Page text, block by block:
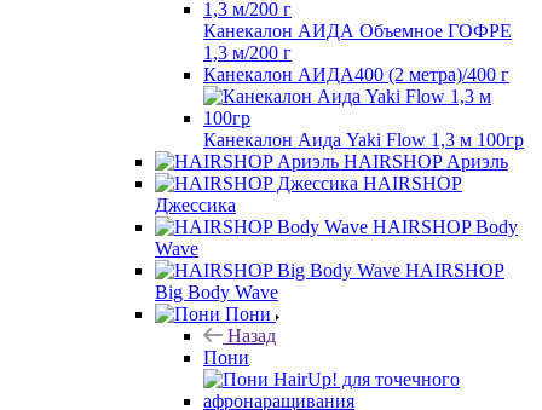
Канекалон АИДА Объемное ГОФРЕ
1,3 м/200 г
Канекалон АИДА400 (2 метра)/400 г
Канекалон Аида Yaki Flow 1,3 м 100гр
HAIRSHOP Ариэль
HAIRSHOP
Джессика
HAIRSHOP Body
Wave
HAIRSHOP
Big Body Wave
Пони
Назад
Пони